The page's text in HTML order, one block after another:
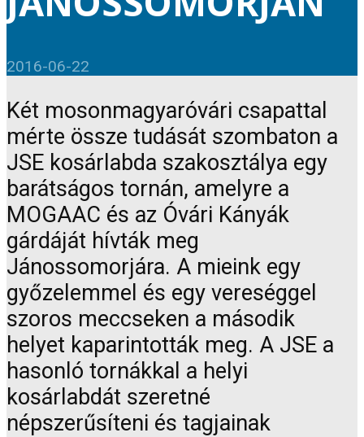
2016-06-22
Két mosonmagyaróvári csapattal
mérte össze tudását szombaton a
JSE kosárlabda szakosztálya egy
barátságos tornán, amelyre a
MOGAAC és az Óvári Kányák
gárdáját hívták meg
Jánossomorjára. A mieink egy
győzelemmel és egy vereséggel
szoros meccseken a második
helyet kaparintották meg. A JSE a
hasonló tornákkal a helyi
kosárlabdát szeretné
népszerűsíteni és tagjainak